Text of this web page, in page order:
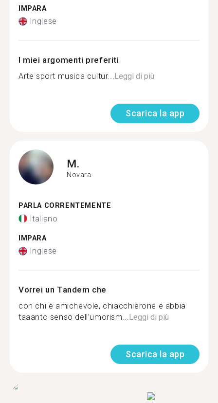
IMPARA
Inglese
I miei argomenti preferiti
Arte sport musica cultur...Leggi di più
Scarica la app
M.
Novara
PARLA CORRENTEMENTE
Italiano
IMPARA
Inglese
Vorrei un Tandem che
con chi è amichevole, chiacchierone e abbia
taaanto senso dell’umorism...Leggi di più
Scarica la app